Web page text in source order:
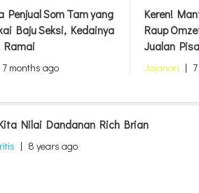
Penjual Som Tam yang
Baju Seksi, Kedainya
Ramai
7 months ago
Keren!
Raup
Jualan
Jajanan |
Nilai Dandanan Rich Brian
| 8 years ago